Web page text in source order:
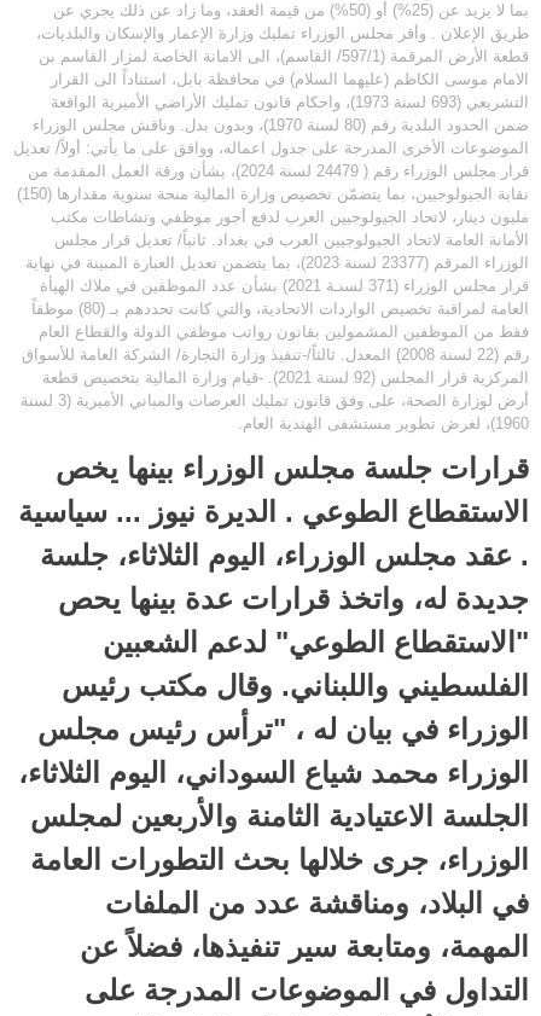
بما لا يزيد عن (25%) أو (50%) من قيمة العقد، وما زاد عن ذلك يجري عن
طريق الإعلان . وأقر مجلس الوزراء تمليك وزارة الإعمار والإسكان والبلديات،
قطعة الأرض المرقمة (597/1/ القاسم)، الى الامانة الخاصة لمزار القاسم بن
الامام موسى الكاظم (عليهما السلام) في محافظة بابل، استناداً الى القرار
التشريعي (693 لسنة 1973)، واحكام قانون تمليك الأراضي الأميرية الواقعة
ضمن الحدود البلدية رقم (80 لسنة 1970)، وبدون بدل. وناقش مجلس الوزراء
الموضوعات الأخرى المدرجة على جدول اعماله، ووافق على ما يأتي: أولاً/ تعديل
قرار مجلس الوزراء رقم ( 24479 لسنة 2024)، بشأن ورقة العمل المقدمة من
نقابة الجيولوجيين، بما يتضمّن تخصيص وزارة المالية منحة سنوية مقدارها (150)
مليون دينار، لاتحاد الجيولوجيين العرب لدفع أجور موظفي ونشاطات مكتب
الأمانة العامة لاتحاد الجيولوجيين العرب في بغداد. ثانياً/ تعديل قرار مجلس
الوزراء المرقم (23377 لسنة 2023)، بما يتضمن تعديل العبارة المبينة في نهاية
قرار مجلس الوزراء (371 لسنـة 2021) بشأن عدد الموظفين في ملاك الهيأة
العامة لمراقبة تخصيص الواردات الاتحادية، والتي كانت تحددهم بـ (80) موظفاً
فقط من الموظفين المشمولين بقانون رواتب موظفي الدولة والقطاع العام
رقم (22 لسنة 2008) المعدل. ثالثاً/-تنفيذ وزارة التجارة/ الشركة العامة للأسواق
المركزية قرار المجلس (92 لسنة 2021). -قيام وزارة المالية بتخصيص قطعة
أرض لوزارة الصحة، على وفق قانون تمليك العرصات والمباني الأميرية (3 لسنة
1960)، لغرض تطوير مستشفى الهندية العام.
قرارات جلسة مجلس الوزراء بينها يخص
الاستقطاع الطوعي . الديرة نيوز ... سياسية
. عقد مجلس الوزراء، اليوم الثلاثاء، جلسة
جديدة له، واتخذ قرارات عدة بينها يحص
"الاستقطاع الطوعي" لدعم الشعبين
الفلسطيني واللبناني. وقال مكتب رئيس
الوزراء في بيان له ، "ترأس رئيس مجلس
الوزراء محمد شياع السوداني، اليوم الثلاثاء،
الجلسة الاعتيادية الثامنة والأربعين لمجلس
الوزراء، جرى خلالها بحث التطورات العامة
في البلاد، ومناقشة عدد من الملفات
المهمة، ومتابعة سير تنفيذها، فضلاً عن
التداول في الموضوعات المدرجة على